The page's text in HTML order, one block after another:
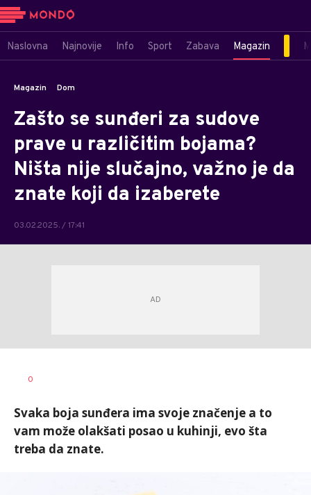
Naslovna Najnovije Info Sport Zabava Magazin
Magazin Dom
Zašto se sunđeri za sudove
prave u različitim bojama?
Ništa nije slučajno, važno je da
znate koji da izaberete
03.02.2025. / 17:41
AUTOR
0
Svaka boja sunđera ima svoje značenje a to
vam može olakšati posao u kuhinji, evo šta
treba da znate.